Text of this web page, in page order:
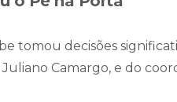
tomou decisões
Camargo, e do